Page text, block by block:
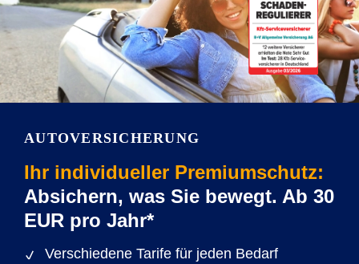
AUTOVERSICHERUNG
Ihr individueller Premiumschutz:
Absichern, was Sie bewegt. Ab 30
EUR pro Jahr*
Verschiedene Tarife für jeden Bedarf